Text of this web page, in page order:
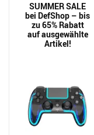
SUMMER SALE
bei DefShop – bis
zu 65% Rabatt
auf ausgewählte
Artikel!